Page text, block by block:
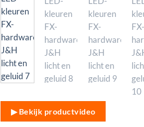
▶ Bekijk productvideo